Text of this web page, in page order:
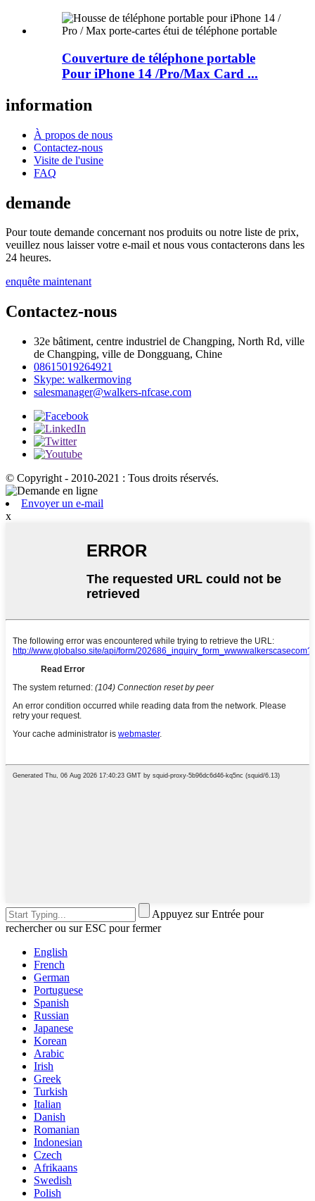
Couverture de téléphone portable
Pour iPhone 14 /Pro/Max Card ...
information
À propos de nous
Contactez-nous
Visite de l'usine
FAQ
demande
Pour toute demande concernant nos produits ou notre liste de prix,
veuillez nous laisser votre e-mail et nous vous contacterons dans les
24 heures.
enquête maintenant
Contactez-nous
32e bâtiment, centre industriel de Changping, North Rd, ville
de Changping, ville de Dongguang, Chine
08615019264921
Skype: walkermoving
salesmanager@walkers-nfcase.com
© Copyright - 2010-2021 : Tous droits réservés.
Envoyer un e-mail
x
Appuyez sur Entrée pour
rechercher ou sur ESC pour fermer
English
French
German
Portuguese
Spanish
Russian
Japanese
Korean
Arabic
Irish
Greek
Turkish
Italian
Danish
Romanian
Indonesian
Czech
Afrikaans
Swedish
Polish